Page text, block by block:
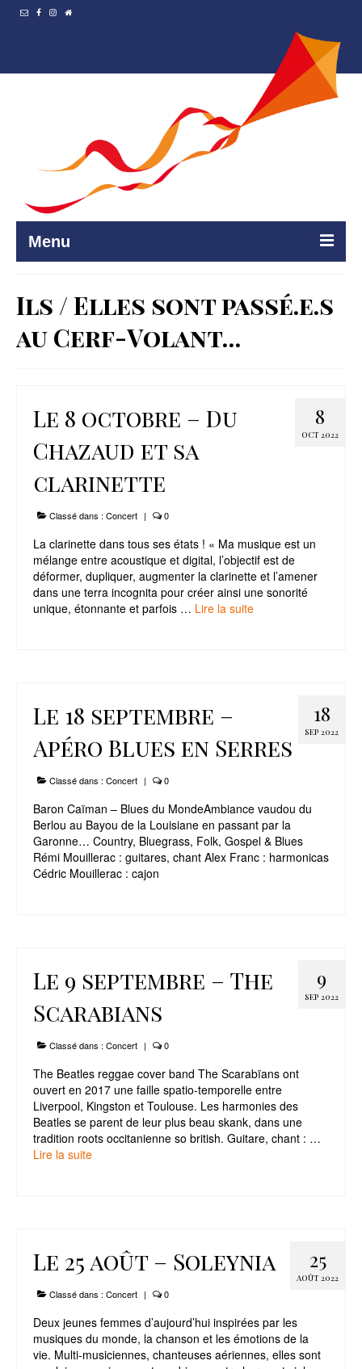
Menu
Resto et…
Programmation
Infos Pratiques
Ils / Elles sont passé.e.s
au Cerf-Volant…
8
OCT 2022
Le 8 octobre – Du
Chazaud et sa
clarinette
Classé dans : Concert | 0
La clarinette dans tous ses états ! « Ma musique est un
mélange entre acoustique et digital, l’objectif est de
déformer, dupliquer, augmenter la clarinette et l’amener
dans une terra incognita pour créer ainsi une sonorité
unique, étonnante et parfois … Lire la suite­­
18
SEP 2022
Le 18 septembre –
Apéro Blues en Serres
Classé dans : Concert | 0
Baron Caïman – Blues du MondeAmbiance vaudou du
Berlou au Bayou de la Louisiane en passant par la
Garonne… Country, Bluegrass, Folk, Gospel & Blues
Rémi Mouillerac : guitares, chant Alex Franc : harmonicas
Cédric Mouillerac : cajon
9
SEP 2022
Le 9 septembre – The
Scarabians
Classé dans : Concert | 0
The Beatles reggae cover band The Scarabïans ont
ouvert en 2017 une faille spatio-temporelle entre
Liverpool, Kingston et Toulouse. Les harmonies des
Beatles se parent de leur plus beau skank, dans une
tradition roots occitanienne so british. Guitare, chant : …
Lire la suite­­
25
AOÛT 2022
Le 25 août – Soleynia
Classé dans : Concert | 0
Deux jeunes femmes d’aujourd’hui inspirées par les
musiques du monde, la chanson et les émotions de la
vie. Multi-musiciennes, chanteuses aériennes, elles sont